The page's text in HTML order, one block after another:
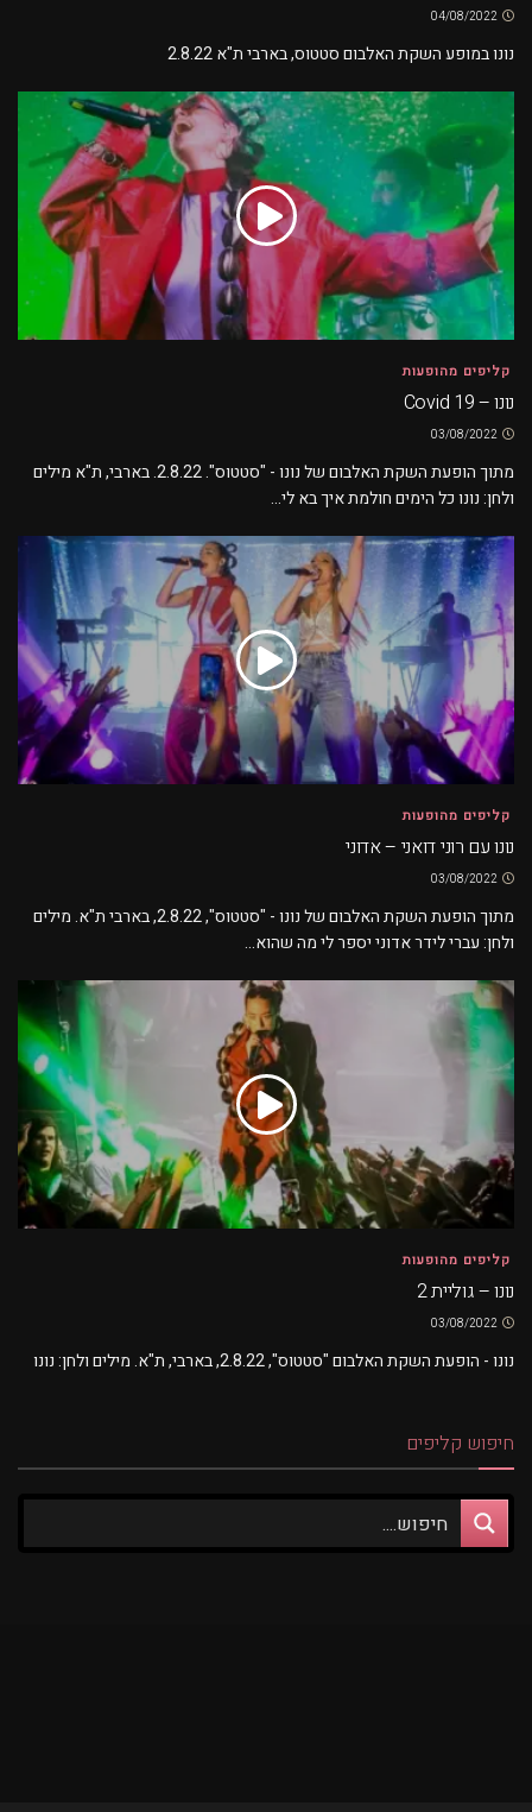
נונו במופע השקת האלבום סטטוס, בארבי ת"א 2.8.22
קליפים מהופעות
נונו – Covid 19
מתוך הופעת השקת האלבום של נונו - "סטטוס". 2.8.22. בארבי, ת"א מילים
ולחן: נונו כל הימים חולמת איך בא לי...
קליפים מהופעות
נונו עם רוני דואני – אדוני
מתוך הופעת השקת האלבום של נונו - "סטטוס", 2.8.22, בארבי ת"א. מילים
ולחן: עברי לידר אדוני יספר לי מה שהוא...
קליפים מהופעות
נונו – גוליית 2
נונו - הופעת השקת האלבום "סטטוס", 2.8.22, בארבי, ת"א. מילים ולחן: נונו
חיפוש קליפים